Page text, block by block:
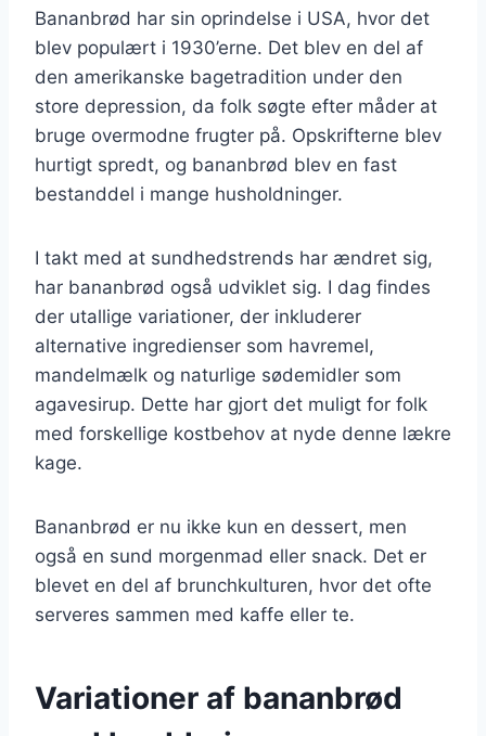
Bananbrød har sin oprindelse i USA, hvor det
blev populært i 1930’erne. Det blev en del af
den amerikanske bagetradition under den
store depression, da folk søgte efter måder at
bruge overmodne frugter på. Opskrifterne blev
hurtigt spredt, og bananbrød blev en fast
bestanddel i mange husholdninger.
I takt med at sundhedstrends har ændret sig,
har bananbrød også udviklet sig. I dag findes
der utallige variationer, der inkluderer
alternative ingredienser som havremel,
mandelmælk og naturlige sødemidler som
agavesirup. Dette har gjort det muligt for folk
med forskellige kostbehov at nyde denne lækre
kage.
Bananbrød er nu ikke kun en dessert, men
også en sund morgenmad eller snack. Det er
blevet en del af brunchkulturen, hvor det ofte
serveres sammen med kaffe eller te.
Variationer af bananbrød